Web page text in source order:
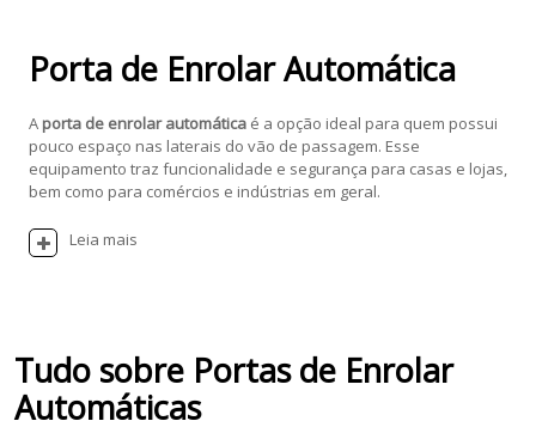
Porta de Enrolar Automática
A porta de enrolar automáticaé a opção ideal para quem possui
pouco espaço nas laterais do vão de passagem. Esse
equipamento traz funcionalidade e segurança para casas e lojas,
bem como para comércios e indústrias em geral.
Leia mais
Tudo sobre Portas de Enrolar
Automáticas